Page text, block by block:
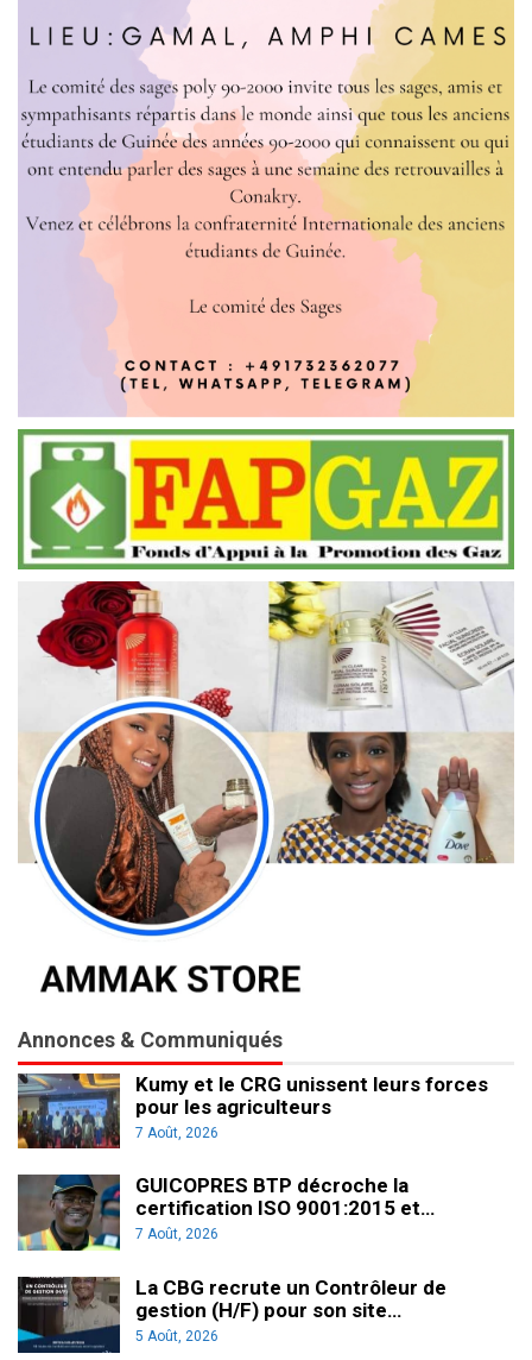
Annonces & Communiqués
Kumy et le CRG unissent leurs forces
pour les agriculteurs
7 Août, 2026
GUICOPRES BTP décroche la
certification ISO 9001:2015 et…
7 Août, 2026
La CBG recrute un Contrôleur de
gestion (H/F) pour son site…
5 Août, 2026